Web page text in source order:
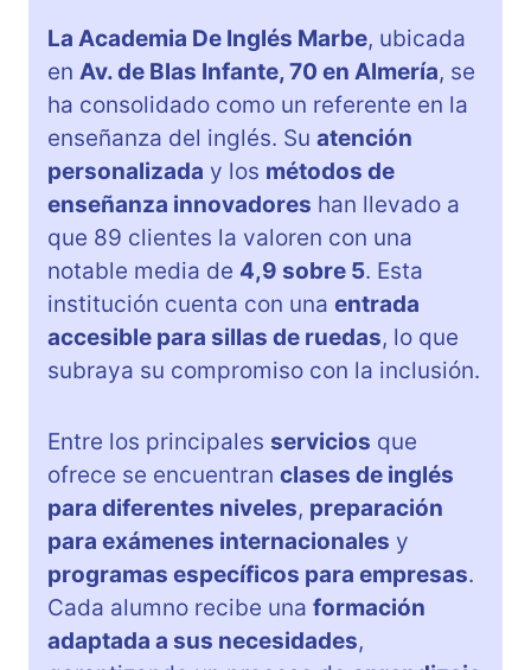
La Academia De Inglés Marbe, ubicada
en Av. de Blas Infante, 70 en Almería, se
ha consolidado como un referente en la
enseñanza del inglés. Su atención
personalizada y los métodos de
enseñanza innovadores han llevado a
que 89 clientes la valoren con una
notable media de 4,9 sobre 5. Esta
institución cuenta con una entrada
accesible para sillas de ruedas, lo que
subraya su compromiso con la inclusión.
Entre los principales servicios que
ofrece se encuentran clases de inglés
para diferentes niveles, preparación
para exámenes internacionales y
programas específicos para empresas.
Cada alumno recibe una formación
adaptada a sus necesidades,